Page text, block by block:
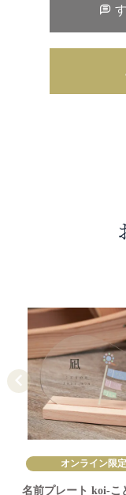
オンライン限定
名前プレート koi-こ